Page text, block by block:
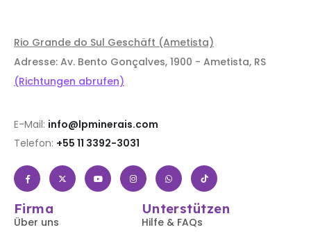
Rio Grande do Sul Geschäft (Ametista)
Adresse: Av. Bento Gonçalves, 1900 - Ametista, RS
(Richtungen abrufen)
E-Mail: info@lpminerais.com
Telefon: +55 11 3392-3031
Firma
Über uns
Unterstützen
Hilfe & FAQs